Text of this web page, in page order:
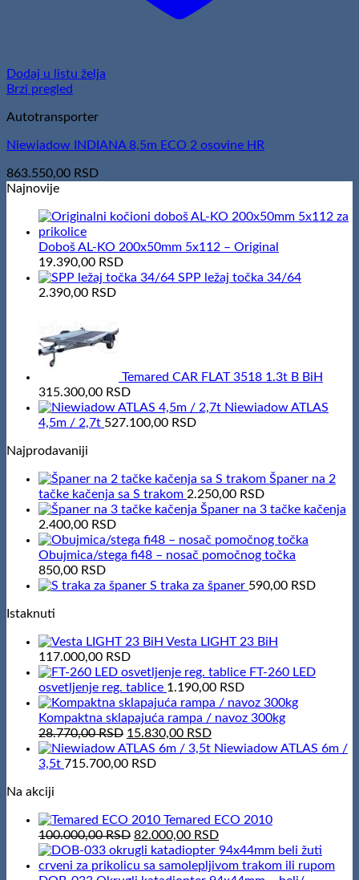
Dodaj u listu želja
Brzi pregled
Autotransporter
Niewiadow INDIANA 8,5m ECO 2 osovine HR
863.550,00 RSD
Najnovije
Doboš AL-KO 200x50mm 5x112 – Original
19.390,00 RSD
SPP ležaj točka 34/64
2.390,00 RSD
Temared CAR FLAT 3518 1.3t B BiH
315.300,00 RSD
Niewiadow ATLAS
4,5m / 2,7t 527.100,00 RSD
Najprodavaniji
Španer na 2
tačke kačenja sa S trakom 2.250,00 RSD
Španer na 3 tačke kačenja
2.400,00 RSD
Obujmica/stega fi48 – nosač pomočnog točka
850,00 RSD
S traka za španer 590,00 RSD
Istaknuti
Vesta LIGHT 23 BiH
117.000,00 RSD
FT-260 LED
osvetljenje reg. tablice 1.190,00 RSD
Kompaktna sklapajuća rampa / navoz 300kg
28.770,00RSD Original
price
was:
15.830,00 RSDCurrent
price
Niewiadow ATLAS 6m /
3,5t 715.700,00 RSD
Na akciji
Temared ECO 2010
100.000,00RSD Original
price
was:
82.000,00 RSDCurrent
price
is: